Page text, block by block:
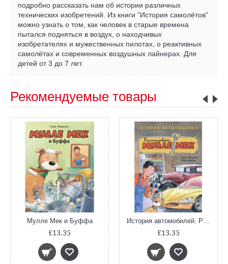
подробно рассказать нам об истории различных
технических изобретений. Из книги "История самолётов"
можно узнать о том, как человек в старые времена
пытался подняться в воздух, о находчивых
изобретателях и мужественных пилотах, о реактивных
самолётах и современных воздушных лайнерах. Для
детей от 3 до 7 лет.
Рекомендуемые товары
Мулле Мек и Буффа
£13.35 £13.35